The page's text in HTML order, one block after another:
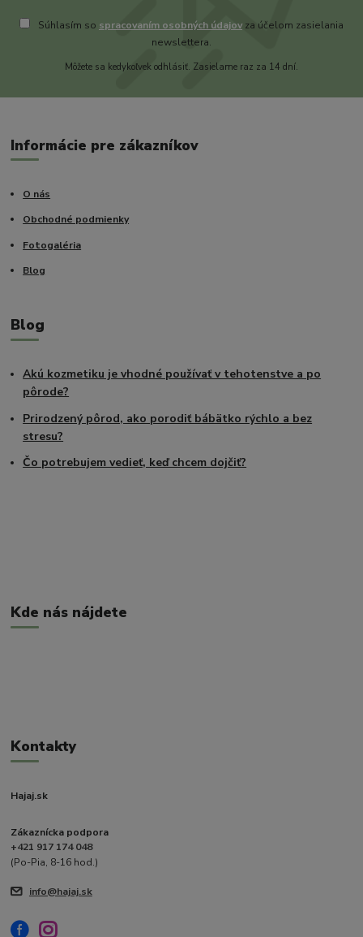
Súhlasím so spracovaním osobných údajovza účelom zasielania
newslettera.
Môžete sa kedykoľvek odhlásiť. Zasielame raz za 14 dní.
Informácie pre zákazníkov
O nás
Obchodné podmienky
Fotogaléria
Blog
Blog
Akú kozmetiku je vhodné používať v tehotenstve a po
pôrode?
Prirodzený pôrod, ako porodiť bábätko rýchlo a bez
stresu?
Čo potrebujem vedieť, keď chcem dojčiť?
Kde nás nájdete
Kontakty
Hajaj.sk
Zákaznícka podpora
+421 917 174 048
(Po-Pia, 8-16 hod.)
info@hajaj.sk